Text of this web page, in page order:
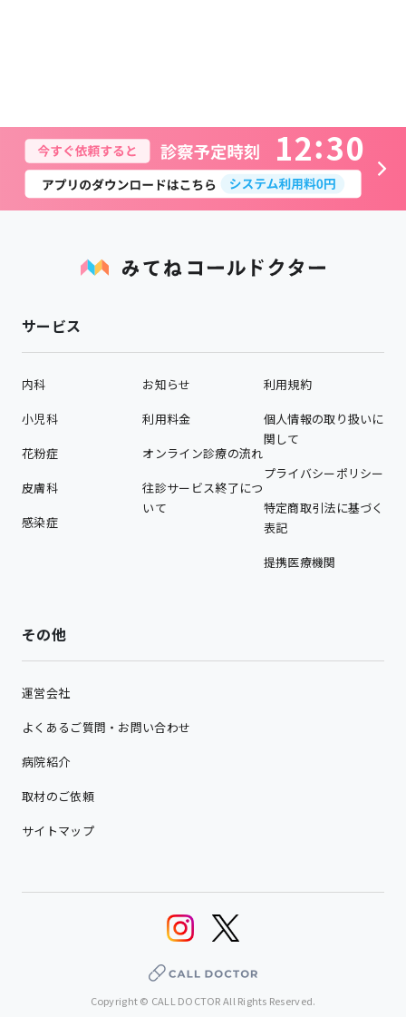
12 30
サービス
内科
小児科
花粉症
皮膚科
感染症
お知らせ
利用料金
オンライン診療の流れ
往診サービス終了につ
いて
利用規約
個人情報の取り扱いに
関して
プライバシーポリシー
特定商取引法に基づく
表記
提携医療機関
その他
運営会社
よくあるご質問・お問い合わせ
病院紹介
取材のご依頼
サイトマップ
Copyright © CALL DOCTOR All Rights Reserved.